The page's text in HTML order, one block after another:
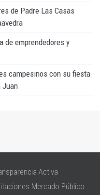
de Padre Las Casas
de emprendedores y
campesinos con su fiesta
Juan
Activa
Mercado Público